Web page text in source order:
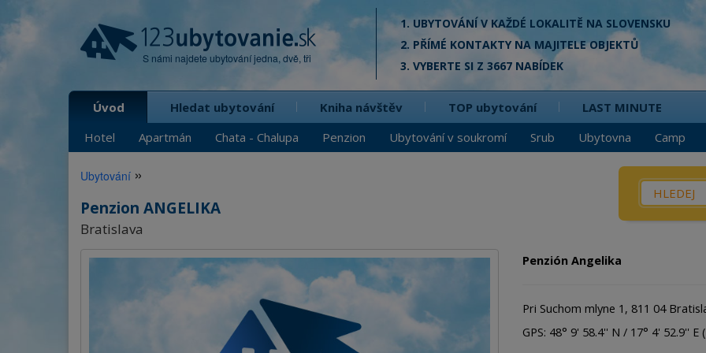
S námi najdete ubytování jedna, dvě, tři
1. UBYTOVÁNÍ V KAŽDÉ LOKALITĚ NA SLOVENSKU
2. PŘÍMÉ KONTAKTY NA MAJITELE OBJEKTŮ
3. VYBERTE SI Z 3667 NABÍDEK
Úvod
Hotel
Apartmán Chata - Chalupa Penzion Ubytování v soukromí Srub Ubytovna Camp
Hledat ubytování Kniha návštěv TOP ubytování LAST MINUTE
Co? /
Srub
Ubytování »
Penzion ANGELIKA
Bratislava
Penzión Angelika
Pri Suchom mlyne 1, 811 04
GPS: 48° 9' 58.4'' N / 17° 4' 52.9'' E (